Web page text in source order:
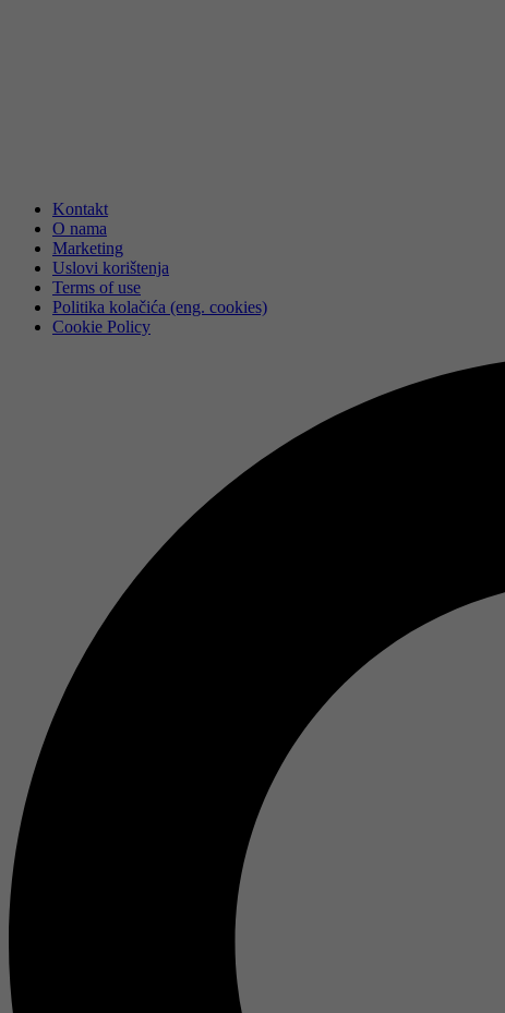
Kontakt
O nama
Marketing
Uslovi korištenja
Terms of use
Politika kolačića (eng. cookies)
Cookie Policy